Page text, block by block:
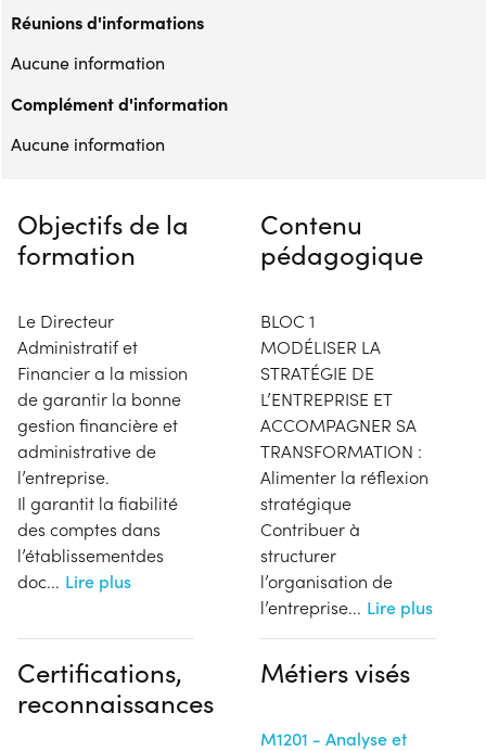
Réunions d'informations
Aucune information
Complément d'information
Aucune information
Objectifs de la
formation
Le Directeur
Administratif et
Financier a la mission
de garantir la bonne
gestion financière et
administrative de
l’entreprise.
Il garantit la fiabilité
des comptes dans
l’établissementdes
doc... Lire plus
Contenu
pédagogique
BLOC 1
MODÉLISER LA
STRATÉGIE DE
L’ENTREPRISE ET
ACCOMPAGNER SA
TRANSFORMATIO N :
Alimenter la réflexion
stratégique
Contribuer à
structurer
l’organisation de
l’entreprise... Lire plus
Certifications,
reconnaissances
Métiers visés
M1201 - Analyse et